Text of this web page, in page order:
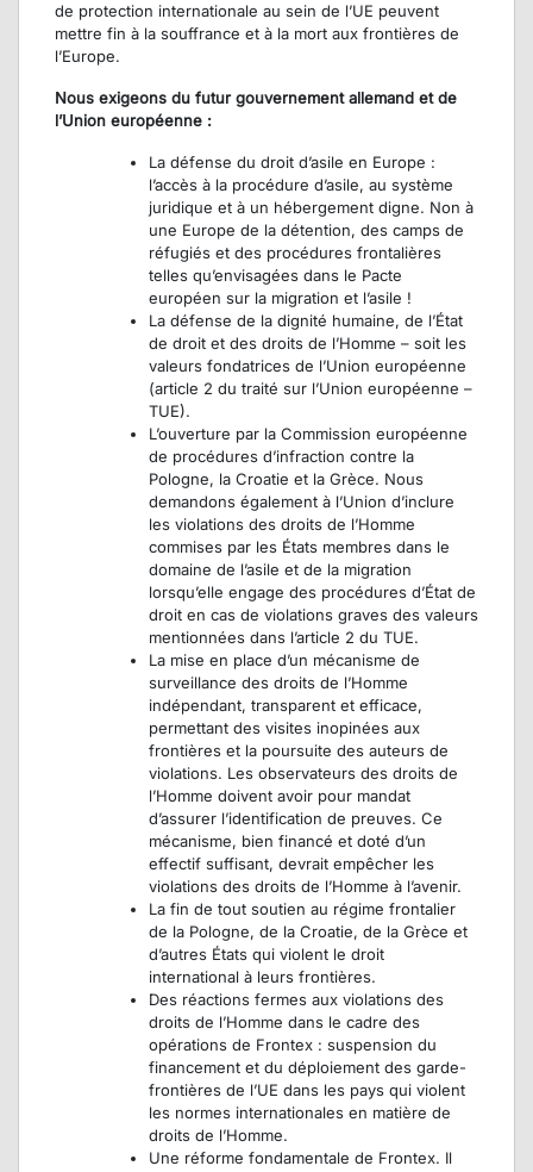
de protection internationale au sein de l’UE peuvent
mettre fin à la souffrance et à la mort aux frontières de
l’Europe.
Nous exigeons du futur gouvernement allemand et de
l’Union européenne :
La défense du droit d’asile en Europe :
l’accès à la procédure d’asile, au système
juridique et à un hébergement digne. Non à
une Europe de la détention, des camps de
réfugiés et des procédures frontalières
telles qu’envisagées dans le Pacte
européen sur la migration et l’asile !
La défense de la dignité humaine, de l’État
de droit et des droits de l’Homme – soit les
valeurs fondatrices de l’Union européenne
(article 2 du traité sur l’Union européenne –
TUE).
L’ouverture par la Commission européenne
de procédures d’infraction contre la
Pologne, la Croatie et la Grèce. Nous
demandons également à l’Union d’inclure
les violations des droits de l’Homme
commises par les États membres dans le
domaine de l’asile et de la migration
lorsqu’elle engage des procédures d’État de
droit en cas de violations graves des valeurs
mentionnées dans l’article 2 du TUE.
La mise en place d’un mécanisme de
surveillance des droits de l’Homme
indépendant, transparent et efficace,
permettant des visites inopinées aux
frontières et la poursuite des auteurs de
violations. Les observateurs des droits de
l’Homme doivent avoir pour mandat
d’assurer l’identification de preuves. Ce
mécanisme, bien financé et doté d’un
effectif suffisant, devrait empêcher les
violations des droits de l’Homme à l’avenir.
La fin de tout soutien au régime frontalier
de la Pologne, de la Croatie, de la Grèce et
d’autres États qui violent le droit
international à leurs frontières.
Des réactions fermes aux violations des
droits de l’Homme dans le cadre des
opérations de Frontex : suspension du
financement et du déploiement des garde-
frontières de l’UE dans les pays qui violent
les normes internationales en matière de
droits de l’Homme.
Une réforme fondamentale de Frontex. Il